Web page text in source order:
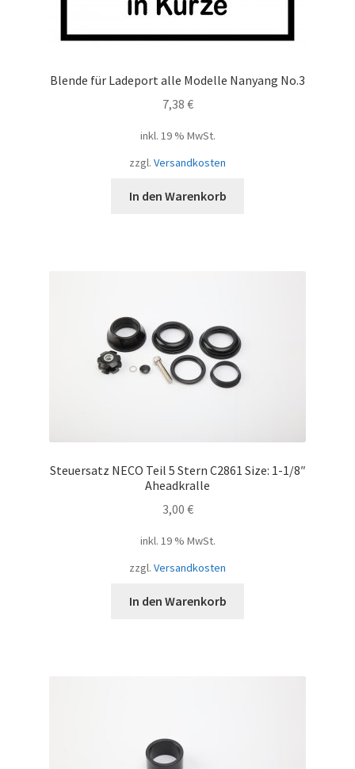
Blende für Ladeport alle Modelle Nanyang No.3
7,38 €
inkl. 19 % MwSt.
zzgl. Versandkosten
In den Warenkorb
Steuersatz NECO Teil 5 Stern C2861 Size: 1-1/8″
Aheadkralle
3,00 €
inkl. 19 % MwSt.
zzgl. Versandkosten
In den Warenkorb